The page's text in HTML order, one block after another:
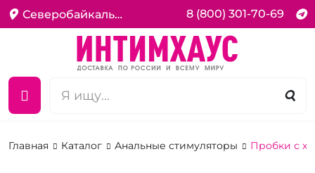
Северобайкальск 8 (800) 301-70-69
Главная Каталог Анальные стимуляторы Пробки с